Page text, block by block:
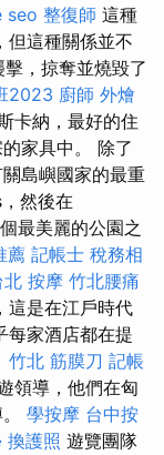
seo 整復師 這種
但這種關係並不
，掠奪並燒毀了
2023 廚師 外燴
卡納，最好的住
家具中。 除了
島嶼國家的最重
然後在
最美麗的公園之
薦 記帳士 稅務相
北 按摩 竹北腰痛
這是在江戶時代
每家酒店都在提
竹北 筋膜刀 記帳
領導，他們在匈
學按摩 台中按
換護照 遊覽團隊